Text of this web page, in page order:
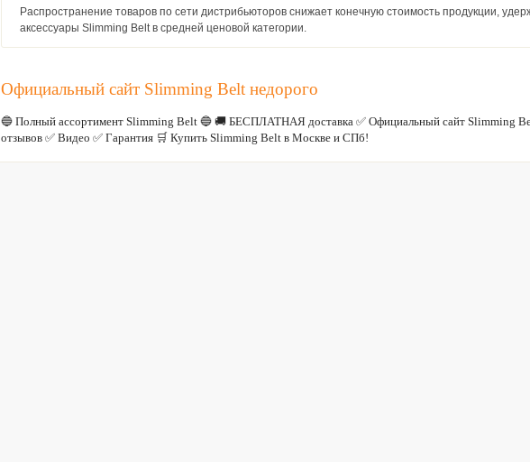
Распространение товаров по сети дистрибьюторов снижает конечную стоимость продукции,
аксессуары Slimming Belt в средней ценовой категории.
Официальный сайт Slimming Belt недорого
🔵 Полный ассортимент Slimming Belt 🔵 🚚 БЕСПЛАТНАЯ доставка ✅ Официальный сайт Slimming
отзывов ✅ Видео ✅ Гарантия 🛒 Купить Slimming Belt в Москве и СПб!